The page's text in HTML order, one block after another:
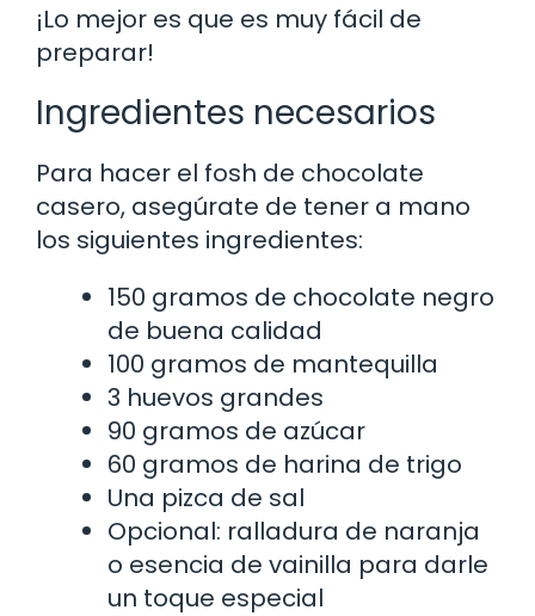
¡Lo mejor es que es muy fácil de
preparar!
Ingredientes necesarios
Para hacer el fosh de chocolate
casero, asegúrate de tener a mano
los siguientes ingredientes:
150 gramos de chocolate negro
de buena calidad
100 gramos de mantequilla
3 huevos grandes
90 gramos de azúcar
60 gramos de harina de trigo
Una pizca de sal
Opcional: ralladura de naranja
o esencia de vainilla para darle
un toque especial